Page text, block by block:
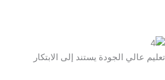
تعليم عالي الجودة يستند إلى الابتكار